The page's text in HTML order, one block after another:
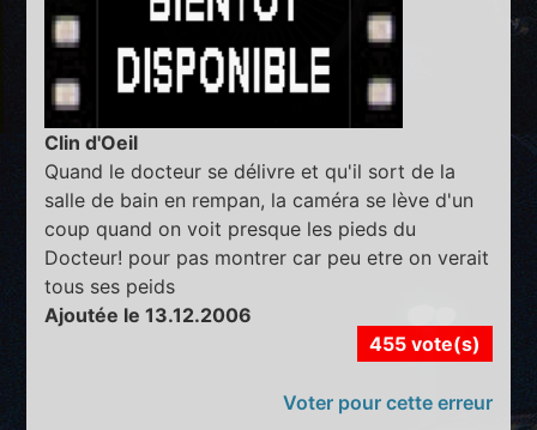
Clin d'Oeil
Quand le docteur se délivre et qu'il sort de la
salle de bain en rempan, la caméra se lève d'un
coup quand on voit presque les pieds du
Docteur! pour pas montrer car peu etre on verait
tous ses peids
Ajoutée le 13.12.2006
455 vote(s)
Voter pour cette erreur